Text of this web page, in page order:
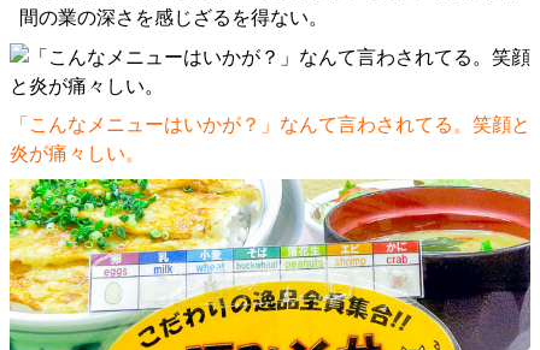
間の業の深さを感じざるを得ない。
「こんなメニューはいかが？」なんて言わされてる。笑顔と
炎が痛々しい。